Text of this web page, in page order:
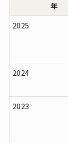
年
2025
2024
2023